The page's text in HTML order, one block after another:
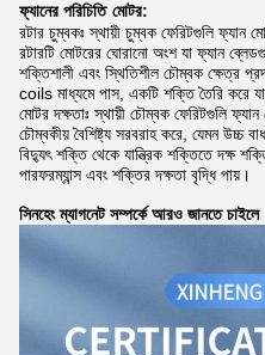
ফ্যানের পরিচিতি মোটর:
রটার চুম্বকঃ স্থায়ী চুম্বক ফেরিটগুলি ফ্যান
রটারটি মোটরের ঘোরানো অংশ যা ফ্যান
শক্তিশালী এবং স্থিতিশীল চৌম্বক ক্ষেত্র
coils মাধ্যমে পাস, একটি শক্তি তৈরি করে
মোটর দক্ষতাঃ স্থায়ী চৌম্বক ফেরিটগুলি
চৌম্বকীয় বৈশিষ্ট্য সরবরাহ করে, যেমন উচ্চ
বিদ্যুৎ শক্তি থেকে যান্ত্রিক শক্তিতে দক্ষ
পারফরম্যান্স এবং শক্তির দক্ষতা বৃদ্ধি পায়।
সিনহেং ম্যাগনেট সম্পর্কে আরও জানতে চাইলে